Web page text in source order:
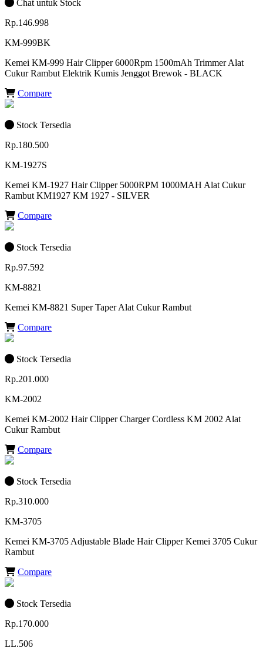
Chat untuk Stock
Rp.146.998
KM-999BK
Kemei KM-999 Hair Clipper 6000Rpm 1500mAh Trimmer Alat
Cukur Rambut Elektrik Kumis Jenggot Brewok - BLACK
Compare
Stock Tersedia
Rp.180.500
KM-1927S
Kemei KM-1927 Hair Clipper 5000RPM 1000MAH Alat Cukur
Rambut KM1927 KM 1927 - SILVER
Compare
Stock Tersedia
Rp.97.592
KM-8821
Kemei KM-8821 Super Taper Alat Cukur Rambut
Compare
Stock Tersedia
Rp.201.000
KM-2002
Kemei KM-2002 Hair Clipper Charger Cordless KM 2002 Alat
Cukur Rambut
Compare
Stock Tersedia
Rp.310.000
KM-3705
Kemei KM-3705 Adjustable Blade Hair Clipper Kemei 3705 Cukur
Rambut
Compare
Stock Tersedia
Rp.170.000
LL.506